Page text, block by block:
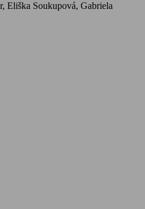
Eliška Soukupová, Gabriela